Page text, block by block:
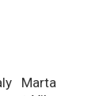
Marta